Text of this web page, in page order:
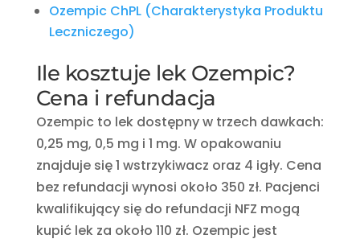
Ozempic ChPL (Charakterystyka Produktu
Leczniczego)
Ile kosztuje lek Ozempic?
Cena i refundacja
Ozempic to lek dostępny w trzech dawkach:
0,25 mg, 0,5 mg i 1 mg. W opakowaniu
znajduje się 1 wstrzykiwacz oraz 4 igły. Cena
bez refundacji wynosi około 350 zł. Pacjenci
kwalifikujący się do refundacji NFZ mogą
kupić lek za około 110 zł. Ozempic jest